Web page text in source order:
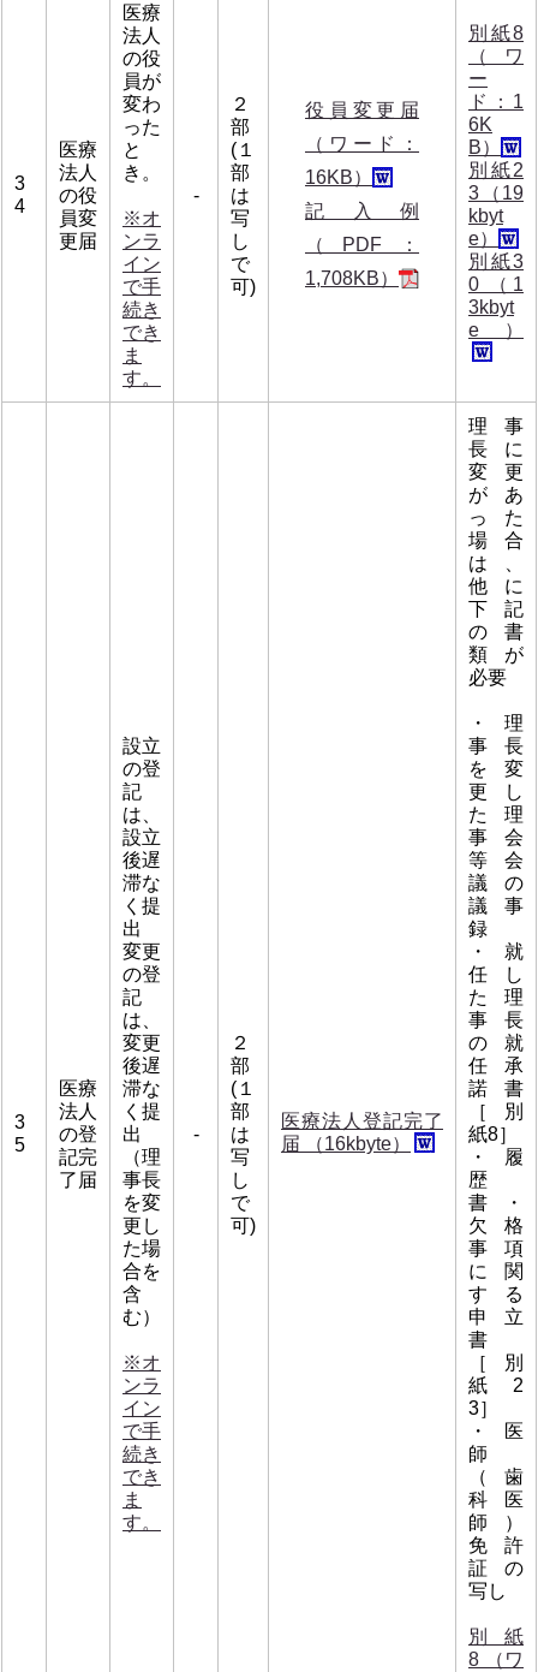
3
4
医療
法人
の役
員変
更届
医療
法人
の役
員が
変わ
った
と
き。
※オ
ンラ
イン
で手
続き
でき
ま
す。
-
２
部
(１
部
は
写
し
で
可)
役員変更届
（ワード：
16KB）
記入例
（PDF：
1,708KB）
別紙8
（ワ
ー
ド：1
6K
B）
別紙2
3（19
kbyt
e）
別紙3
0 （1
3kbyt
e）
3
5
医療
法人
の登
記完
了届
設立
の登
記
は、
設立
後遅
滞な
く提
出
変更
の登
記
は、
変更
後遅
滞な
く提
出
（理
事長
を変
更し
た場
合を
含
む）
※オ
ンラ
イン
で手
続き
でき
ま
す。
-
２
部
(１
部
は
写
し
で
可)
医療法人登記完了
届 （16kbyte）
理事
長に
変更
があ
った
場合
は、
他に
下記
の書
類が
必要
・理
事長
を変
更し
た理
事会
等会
議の
議事
録
・就
任し
た理
事長
の就
任承
諾書
［別
紙8］
・履
歴
書・
欠格
事項
に関
する
申立
書
［別
紙2
3］
・医
師
（歯
科医
師）
免許
証の
写し
別紙
8 （ワ